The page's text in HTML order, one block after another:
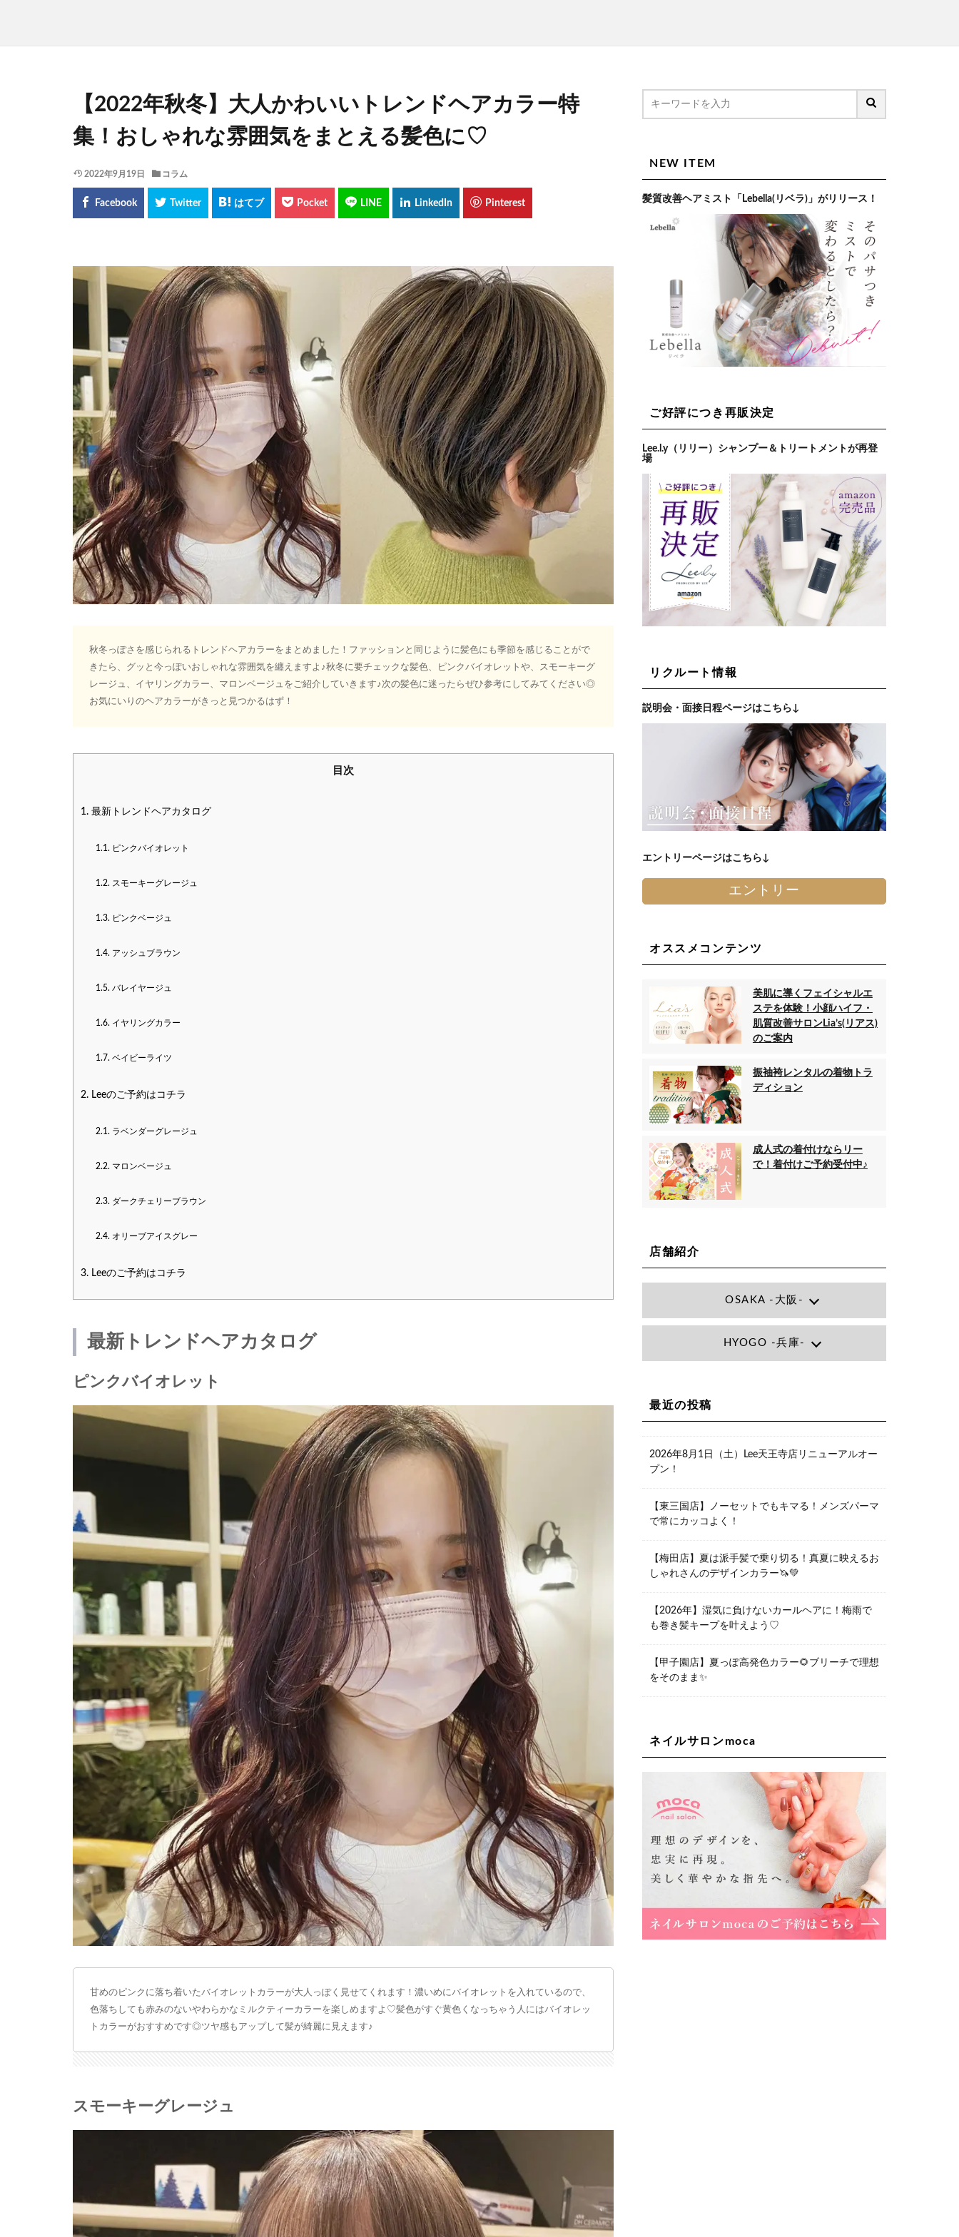
【2022年秋冬】大人かわいいトレンドヘアカラー特
集！おしゃれな雰囲気をまとえる髪色に♡
2022年9月19日 コラム
秋冬っぽさを感じられるトレンドヘアカラーをまとめました！ファッションと同じように髪色にも季節を感じることがで
きたら、グッと今っぽいおしゃれな雰囲気を纏えますよ♪秋冬に要チェックな髪色、ピンクバイオレットや、スモーキーグ
レージュ、イヤリングカラー、マロンベージュをご紹介していきます♪次の髪色に迷ったらぜひ参考にしてみてください◎
お気にいりのヘアカラーがきっと見つかるはず！
目次
1. 最新トレンドヘアカタログ
1.1. ピンクバイオレット
1.2. スモーキーグレージュ
1.3. ピンクベージュ
1.4. アッシュブラウン
1.5. バレイヤージュ
1.6. イヤリングカラー
1.7. ベイビーライツ
2. Leeのご予約はコチラ
2.1. ラベンダーグレージュ
2.2. マロンベージュ
2.3. ダークチェリーブラウン
2.4. オリーブアイスグレー
3. Leeのご予約はコチラ
最新トレンドヘアカタログ
ピンクバイオレット
甘めのピンクに落ち着いたバイオレットカラーが大人っぽく見せてくれます！濃いめにバイオレットを入れているので、
色落ちしても赤みのないやわらかなミルクティーカラーを楽しめますよ♡髪色がすぐ黄色くなっちゃう人にはバイオレッ
トカラーがおすすめです◎ツヤ感もアップして髪が綺麗に見えます♪
スモーキーグレージュ
NEW ITEM
髪質改善ヘアミスト「Lebella(リベラ)」がリリース！
ご好評につき再販決定
Lee.l.y（リリー）シャンプー＆トリートメントが再登
場
リクルート情報
説明会・面接日程ページはこちら↓
エントリーページはこちら↓
エントリー
オススメコンテンツ
美肌に導くフェイシャルエ
ステを体験！小顔ハイフ・
肌質改善サロンLia’s(リアス)
のご案内
振袖袴レンタルの着物トラ
ディション
成人式の着付けならリー
で！着付けご予約受付中♪
店舗紹介
OSAKA -大阪-
Lee大阪店
大阪府大阪市北区小松原町1-27梅田エ
大阪府大阪市都島区東野田町２丁目９
Lee堀江店
〒550-0014 大阪府大阪市西区北堀江1-
06-6563-9091
Lee四ツ橋店
大阪府大阪市西区新町1-5-7 四ツ橋ビル
Lee天王寺店
Ｆ
06-6395-9555
Lee布施店
大阪府東大阪市足代2丁目1-5 モンテノ
06-6748-0778
大阪府枚方市岡東町18-15 キューブ枚
HYOGO -兵庫-
ライフワーク1F
最近の投稿
2026年8月1日（土）Lee天王寺店リニューアルオー
プン！
【東三国店】ノーセットでもキマる！メンズパーマ
で常にカッコよく！
【梅田店】夏は派手髪で乗り切る！真夏に映えるお
しゃれさんのデザインカラー🦄💚
【2026年】湿気に負けないカールヘアに！梅雨で
も巻き髪キープを叶えよう♡
【甲子園店】夏っぽ高発色カラー🌻ブリーチで理想
をそのまま✨
ネイルサロンmoca